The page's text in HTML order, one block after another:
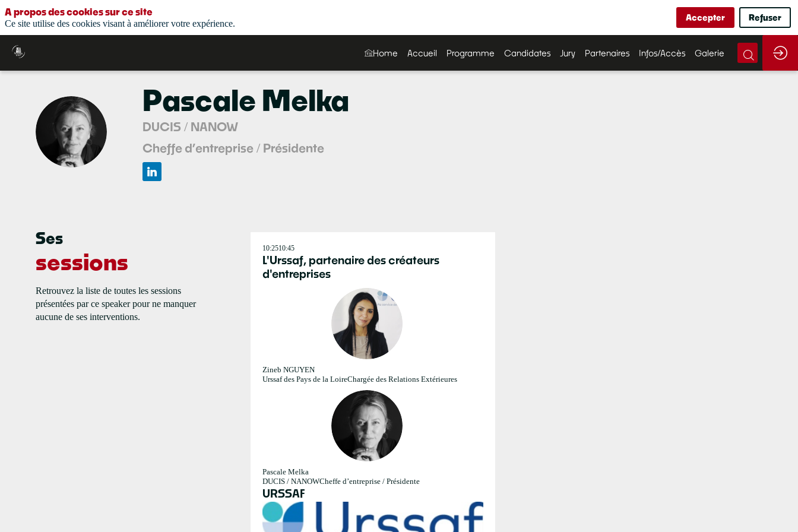
Home Accueil Programme Candidates Jury Partenaires Infos/Accès Galerie
PM
Pascale Melka
DUCIS / NANOW
Cheffe d’entreprise / Présidente
Ses
sessions
Retrouvez la liste de toutes les sessions
présentées par ce speaker pour ne manquer
aucune de ses interventions.
10:2510:45
L'Urssaf, partenaire des créateurs
d'entreprises
ZN
Zineb NGUYEN
Urssaf des Pays de la LoireChargée des Relations Extérieures
PM
Pascale Melka
DUCIS / NANOWCheffe d’entreprise / Présidente
URSSAF
A propos des cookies sur ce site
Ce site utilise des cookies visant à améliorer votre expérience.
Accepter Refuser